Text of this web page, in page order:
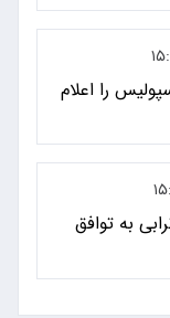
را اعلام
به توافق